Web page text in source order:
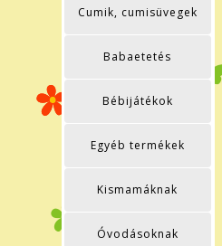
Cumik, cumisüvegek
Babaetetés
Bébijátékok
Egyéb termékek
Kismamáknak
Óvodásoknak